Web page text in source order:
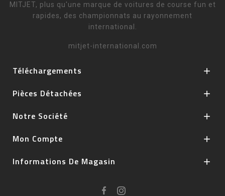
MITJET, plus qu'une marque de voitures de course fun et
rapides, des championnats au rayonnement
international.
mitjet-international.com
Téléchargements 
Pièces Détachées 
Notre Société 
Mon Compte 
Informations De Magasin 